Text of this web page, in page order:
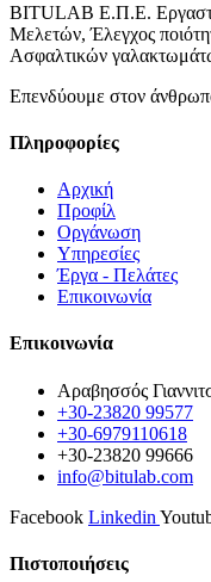
BITULAB Ε.Π.Ε.
Μελετών, Έλεγχος
Ασφαλτικών
Επενδύουμε στον
Πληροφορίες
Αρχική
Προφίλ
Οργάνωση
Υπηρεσίες
Έργα - Πελάτες
Επικοινωνία
Επικοινωνία
Αραβησσός
+30-23820 99577
+30-6979110618
+30-23820 99666
info@bitulab.com
Facebook Linkedin
Πιστοποιήσεις